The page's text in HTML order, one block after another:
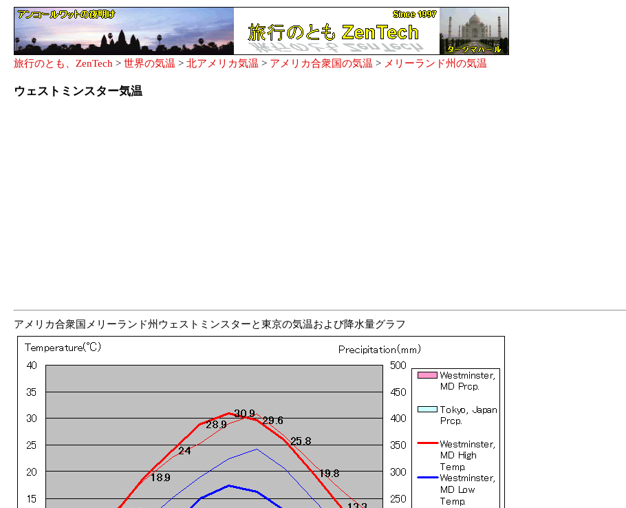
旅行のとも、ZenTech > 世界の気温 > 北アメリカ気温 > アメリカ合衆国の気温 > メリーランド州の気温
ウェストミンスター気温
アメリカ合衆国メリーランド州ウェストミンスターと東京の気温および降水量グラフ